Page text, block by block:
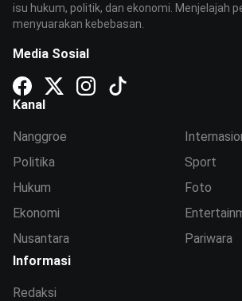
isu hukum, politik, dan ekonomi. Menjelajah
menyuarakan kebebasan.
Media Sosial
Kanal
Nanggroe
Politika
Hukum
Ekonomi
Nusantara
Sport
Foto
Pariwara
Informasi
Redaksi